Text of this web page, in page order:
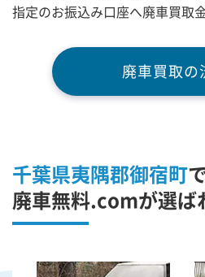
指定のお振込み口座へ廃車買取
廃車買取の
千葉県夷隅郡御宿町
廃車無料.comが選ば